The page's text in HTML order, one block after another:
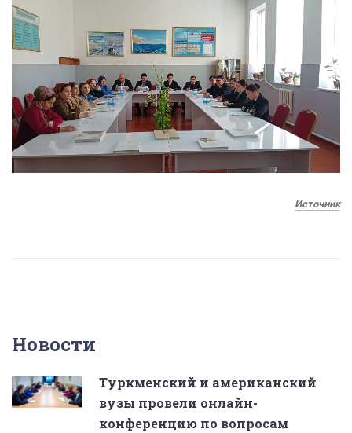
Источник
Новости
Tуркменский и американский
вузы провели онлайн-
конференцию по вопросам